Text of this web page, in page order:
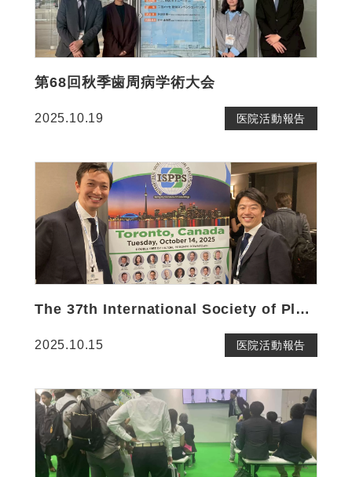
第68回秋季歯周病学術大会
2025.10.19 医院活動報告
The 37th International Society of Plastic Surgeons
2025.10.15 医院活動報告